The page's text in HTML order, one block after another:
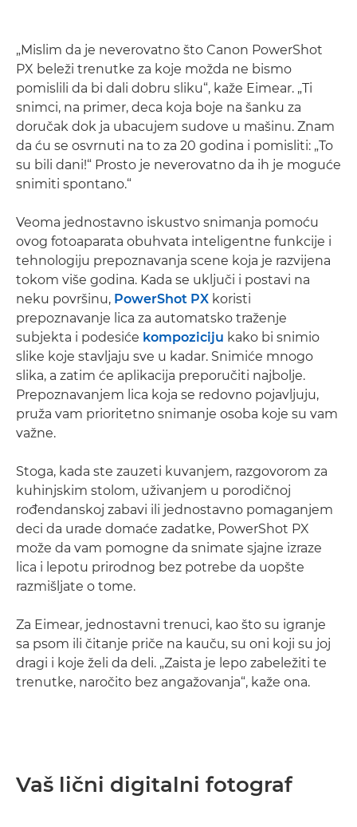
„Mislim da je neverovatno što Canon PowerShot
PX beleži trenutke za koje možda ne bismo
pomislili da bi dali dobru sliku“, kaže Eimear. „Ti
snimci, na primer, deca koja boje na šanku za
doručak dok ja ubacujem sudove u mašinu. Znam
da ću se osvrnuti na to za 20 godina i pomisliti: „To
su bili dani!“ Prosto je neverovatno da ih je moguće
snimiti spontano.“
Veoma jednostavno iskustvo snimanja pomoću
ovog fotoaparata obuhvata inteligentne funkcije i
tehnologiju prepoznavanja scene koja je razvijena
tokom više godina. Kada se uključi i postavi na
neku površinu, PowerShot PX koristi
prepoznavanje lica za automatsko traženje
subjekta i podesiće kompoziciju kako bi snimio
slike koje stavljaju sve u kadar. Snimiće mnogo
slika, a zatim će aplikacija preporučiti najbolje.
Prepoznavanjem lica koja se redovno pojavljuju,
pruža vam prioritetno snimanje osoba koje su vam
važne.
Stoga, kada ste zauzeti kuvanjem, razgovorom za
kuhinjskim stolom, uživanjem u porodičnoj
rođendanskoj zabavi ili jednostavno pomaganjem
deci da urade domaće zadatke, PowerShot PX
može da vam pomogne da snimate sjajne izraze
lica i lepotu prirodnog bez potrebe da uopšte
razmišljate o tome.
Za Eimear, jednostavni trenuci, kao što su igranje
sa psom ili čitanje priče na kauču, su oni koji su joj
dragi i koje želi da deli. „Zaista je lepo zabeležiti te
trenutke, naročito bez angažovanja“, kaže ona.
Vaš lični digitalni fotograf